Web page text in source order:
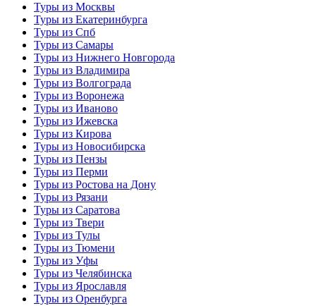
Туры из Москвы
Туры из Екатеринбурга
Туры из Спб
Туры из Самары
Туры из Нижнего Новгорода
Туры из Владимира
Туры из Волгограда
Туры из Воронежа
Туры из Иваново
Туры из Ижевска
Туры из Кирова
Туры из Новосибирска
Туры из Пензы
Туры из Перми
Туры из Ростова на Дону
Туры из Рязани
Туры из Саратова
Туры из Твери
Туры из Тулы
Туры из Тюмени
Туры из Уфы
Туры из Челябинска
Туры из Ярославля
Туры из Оренбурга